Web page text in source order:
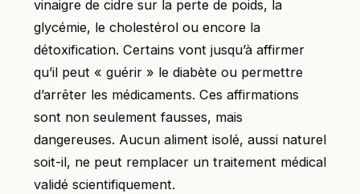
vinaigre de cidre sur la perte de poids, la
glycémie, le cholestérol ou encore la
détoxification. Certains vont jusqu’à affirmer
qu’il peut « guérir » le diabète ou permettre
d’arrêter les médicaments. Ces affirmations
sont non seulement fausses, mais
dangereuses. Aucun aliment isolé, aussi naturel
soit-il, ne peut remplacer un traitement médical
validé scientifiquement.